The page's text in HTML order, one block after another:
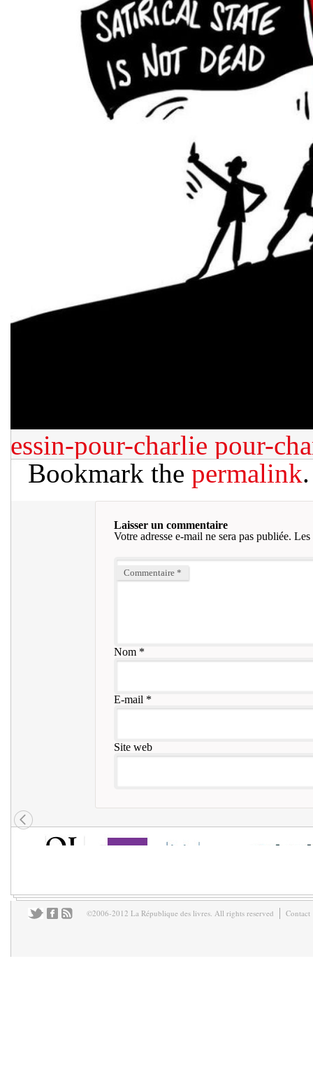
essin-pour-charlie pour-
Bookmark the permalink.
Laisser un commentaire
Votre adresse e-mail ne sera pas publiée. Les
Commentaire *
Nom*
E-mail *
Site web
©2006-2012 La République des livres. All rights reserved Contact